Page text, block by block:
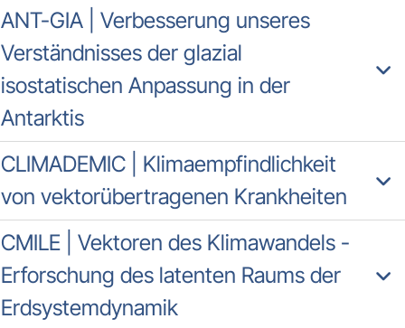
ANT-GIA | Verbesserung unseres
Verständnisses der glazial
isostatischen Anpassung in der
Antarktis
CLIMADEMIC | Klimaempfindlichkeit
von vektorübertragenen Krankheiten
CMILE | Vektoren des Klimawandels -
Erforschung des latenten Raums der
Erdsystemdynamik